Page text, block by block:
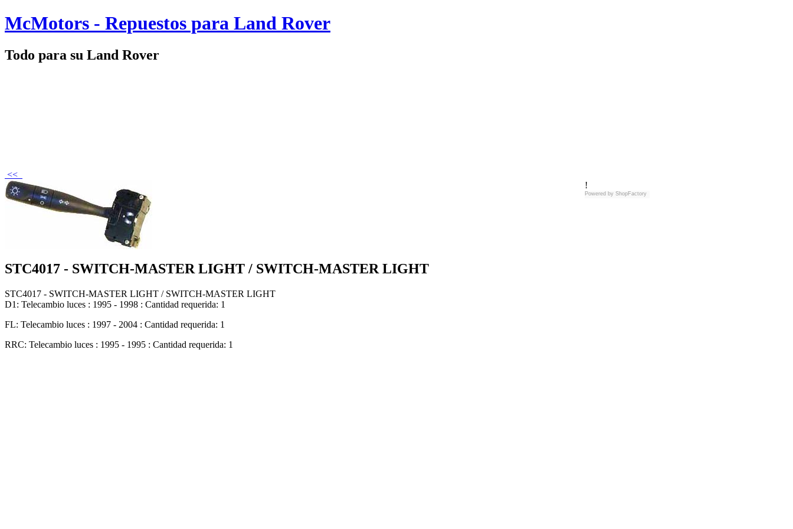
McMotors - Repuestos para Land Rover
Todo para su Land Rover
<<
STC4017 - SWITCH-MASTER LIGHT / SWITCH-MASTER LIGHT
STC4017 - SWITCH-MASTER LIGHT / SWITCH-MASTER LIGHT
D1: Telecambio luces : 1995 - 1998 : Cantidad requerida: 1
FL: Telecambio luces : 1997 - 2004 : Cantidad requerida: 1
RRC: Telecambio luces : 1995 - 1995 : Cantidad requerida: 1
!
Powered byShopFactory